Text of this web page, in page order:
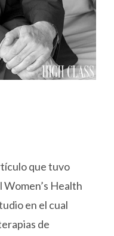
que tuvo
Women’s Health
en el cual
de